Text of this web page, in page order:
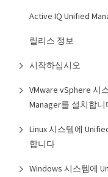
Active IQ Unified
릴리스 정보
시작하십시오
VMware vSphere 시
Manager를 설치합니
Linux 시스템에
합니다
Windows 시스템에